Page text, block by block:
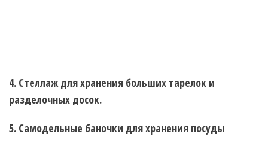
4. Стеллаж для хранения больших тарелок и
разделочных досок.
5. Самодельные баночки для хранения посуды